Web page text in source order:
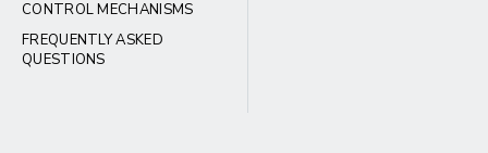
CONTROL MECHANISMS
FREQUENTLY ASKED
QUESTIONS